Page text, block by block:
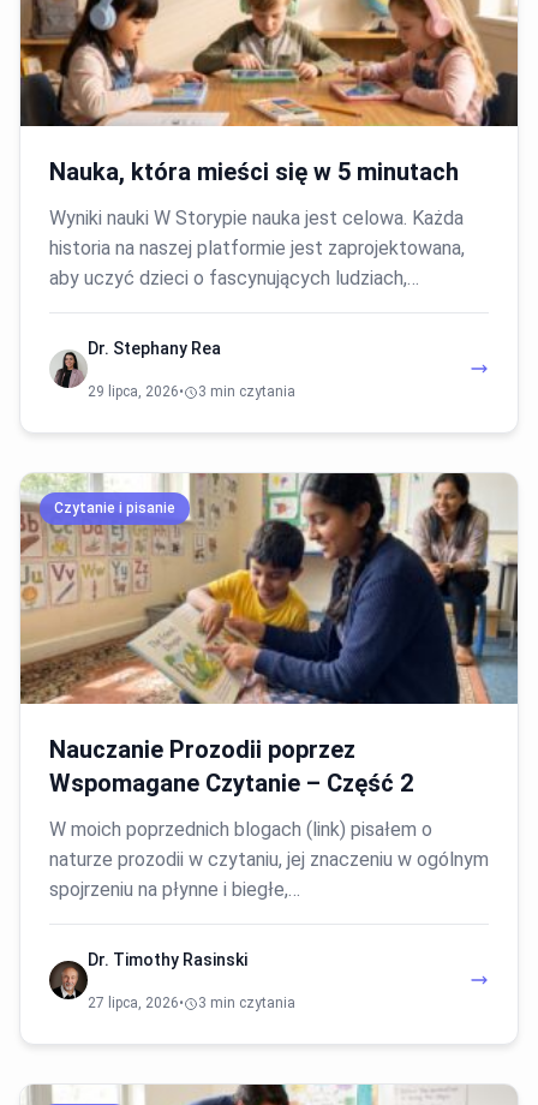
Nauka, która mieści się w 5 minutach
Wyniki nauki W Storypie nauka jest celowa. Każda
historia na naszej platformie jest zaprojektowana,
aby uczyć dzieci o fascynujących ludziach,…
Dr. Stephany Rea
29 lipca, 2026• 3 min czytania
Czytanie i pisanie
Nauczanie Prozodii poprzez
Wspomagane Czytanie – Część 2
W moich poprzednich blogach (link) pisałem o
naturze prozodii w czytaniu, jej znaczeniu w ogólnym
spojrzeniu na płynne i biegłe,…
Dr. Timothy Rasinski
27 lipca, 2026• 3 min czytania